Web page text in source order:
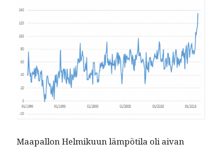
Maa­pal­lon Helmiku­un läm­pöti­la oli aivan